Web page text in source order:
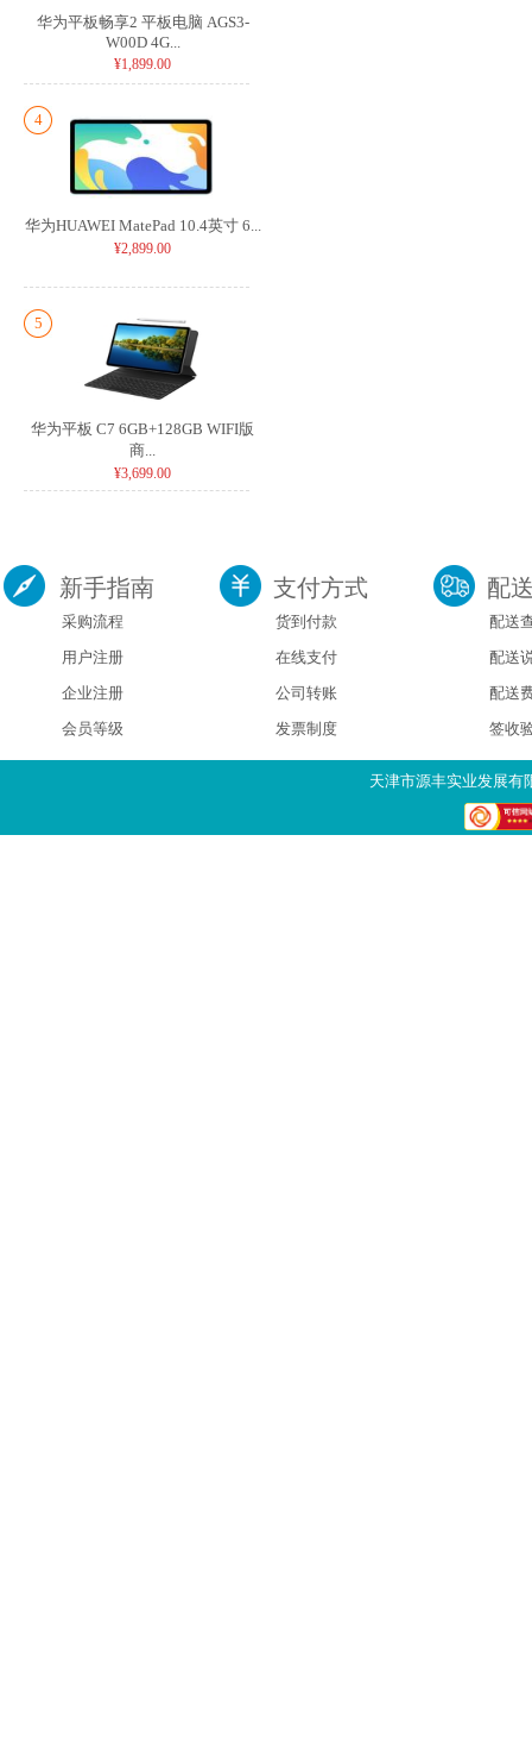
华为平板畅享2 平板电脑 AGS3-
W00D 4G...
¥1,899.00
4
华为HUAWEI MatePad 10.4英寸 6...
¥2,899.00
5
华为平板 C7 6GB+128GB WIFI版
商...
¥3,699.00
新手指南
采购流程
用户注册
企业注册
会员等级
支付方式
货到付款
在线支付
公司转账
发票制度
配
配送
配送
配送
签收
天津市源丰实业发展